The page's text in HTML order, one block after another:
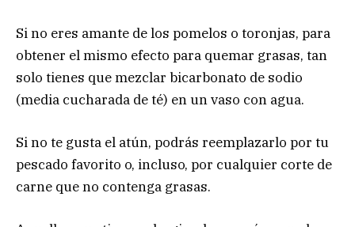
Si no eres amante de los pomelos o toronjas, para
obtener el mismo efecto para quemar grasas, tan
solo tienes que mezclar bicarbonato de sodio
(media cucharada de té) en un vaso con agua.
Si no te gusta el atún, podrás reemplazarlo por tu
pescado favorito o, incluso, por cualquier corte de
carne que no contenga grasas.